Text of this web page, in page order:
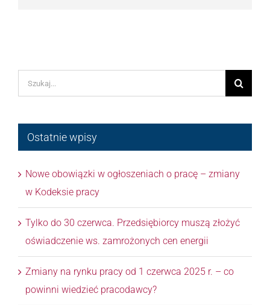
Szukaj
Ostatnie wpisy
Nowe obowiązki w ogłoszeniach o pracę – zmiany
w Kodeksie pracy
Tylko do 30 czerwca. Przedsiębiorcy muszą złożyć
oświadczenie ws. zamrożonych cen energii
Zmiany na rynku pracy od 1 czerwca 2025 r. – co
powinni wiedzieć pracodawcy?